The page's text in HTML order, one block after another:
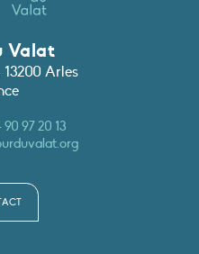
Valat
Arles
97 20 13